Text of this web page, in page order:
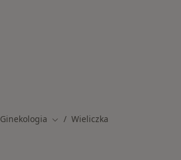
Ginekologia Zmień miasto
Wieliczka